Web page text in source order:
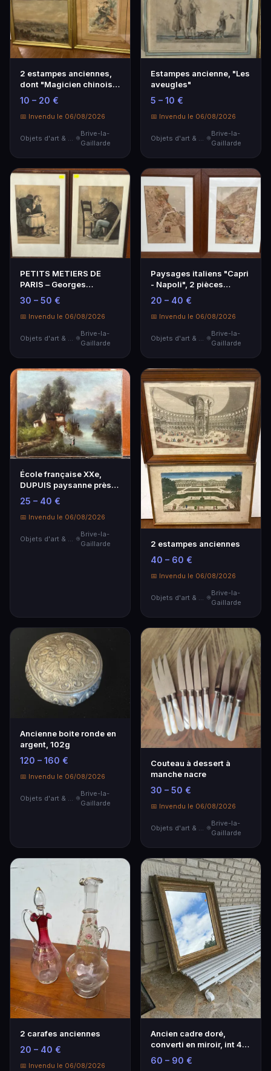
2 estampes anciennes,
dont "Magicien chinois"
d'après Bouche…
10 – 20 €
📅 Invendu le 06/08/2026
Brive-la-
Gaillarde
Estampes ancienne, "Les
aveugles"
5 – 10 €
📅 Invendu le 06/08/2026
Brive-la-
Gaillarde
PETITS METIERS DE
PARIS – Georges
TOURNON (1895-1961) /
2 Li…
30 – 50 €
📅 Invendu le 06/08/2026
Objets d'art & Curiosités
Brive-la-
Gaillarde
Paysages italiens "Capri
- Napoli", 2 pièces
encadrées, cadr…
20 – 40 €
📅 Invendu le 06/08/2026
Objets d'art & Curiosités
Brive-la-
Gaillarde
École française XXe,
DUPUIS paysanne près
d'un moulin, HST 3…
25 – 40 €
📅 Invendu le 06/08/2026
Brive-la-
Gaillarde
2 estampes anciennes
40 – 60 €
📅 Invendu le 06/08/2026
Objets d'art & Curiosités
Brive-la-
Gaillarde
Ancienne boite ronde en
argent, 102g
120 – 160 €
📅 Invendu le 06/08/2026
Brive-la-
Gaillarde
Couteau à dessert à
manche nacre
30 – 50 €
📅 Invendu le 06/08/2026
Objets d'art & Curiosités
Brive-la-
Gaillarde
2 carafes anciennes
20 – 40 €
📅 Invendu le 06/08/2026
Ancien cadre doré,
converti en miroir, int 46
x 55
60 – 90 €